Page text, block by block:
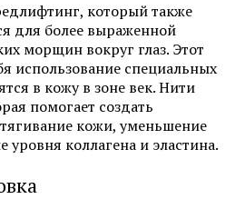
который также
для более выраженной
морщин вокруг глаз. Этот
использование специальных
в кожу в зоне век. Нити
помогает создать
кожи, уменьшение
коллагена и эластина.